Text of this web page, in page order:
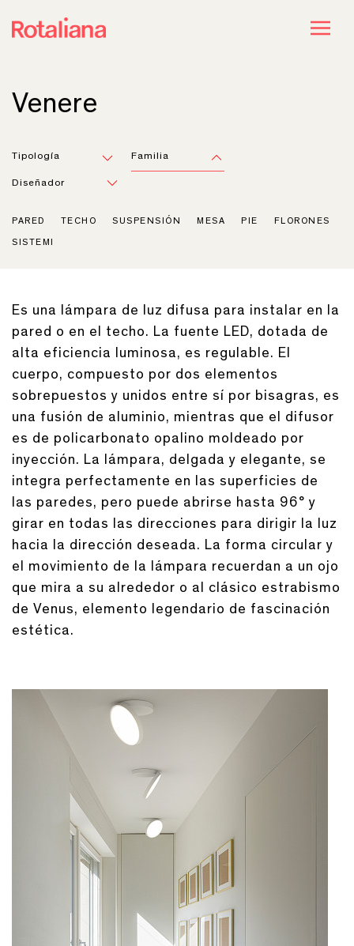
Venere
Tipología Familia
Diseñador
PARED TECHO SUSPENSIÓN MESA PIE FLORONES
SISTEMI
Es una lámpara de luz difusa para instalar en la
pared o en el techo. La fuente LED, dotada de
alta eficiencia luminosa, es regulable. El
cuerpo, compuesto por dos elementos
sobrepuestos y unidos entre sí por bisagras, es
una fusión de aluminio, mientras que el difusor
es de policarbonato opalino moldeado por
inyección. La lámpara, delgada y elegante, se
integra perfectamente en las superficies de
las paredes, pero puede abrirse hasta 96° y
girar en todas las direcciones para dirigir la luz
hacia la dirección deseada. La forma circular y
el movimiento de la lámpara recuerdan a un ojo
que mira a su alrededor o al clásico estrabismo
de Venus, elemento legendario de fascinación
estética.